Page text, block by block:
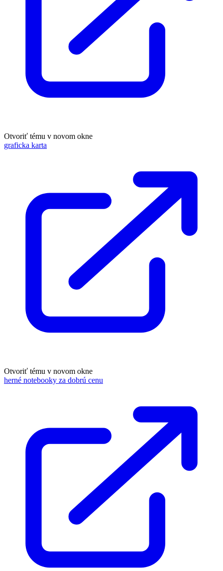
Otvoriť tému v novom okne
graficka karta
Otvoriť tému v novom okne
herné notebooky za dobrú cenu